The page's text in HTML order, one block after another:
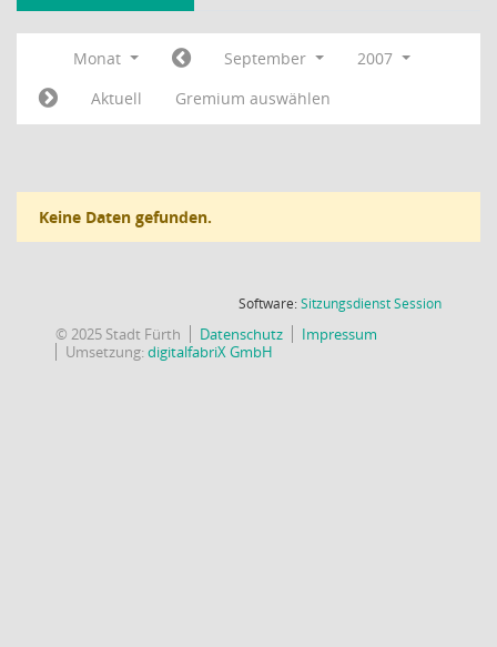
Monat September
2007
Aktuell
Gremium auswählen
Keine Daten gefunden.
Software:SitzungsdienstSession(Wird in
© 2025 Stadt Fürth Datenschutz
Impressum
Umsetzung:digitalfabriX GmbH